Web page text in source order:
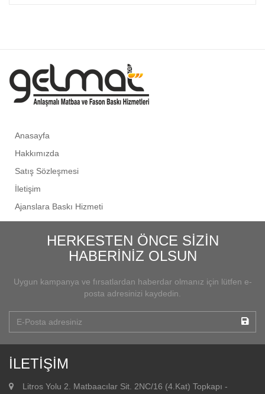
Anasayfa
Hakkımızda
Satış Sözleşmesi
İletişim
Ajanslara Baskı Hizmeti
HERKESTEN ÖNCE SİZİN
HABERİNİZ OLSUN
Uygun kampanya ve fırsatlardan haberdar olmanız için lütfen e-
posta adresinizi kaydedin.
İLETİŞİM
Litros Yolu 2. Matbaacılar Sit. 2NC/16 (4.Kat) Topkapı -